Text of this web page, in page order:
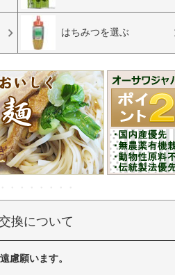
はちみつを選ぶ
換について
慮願います。